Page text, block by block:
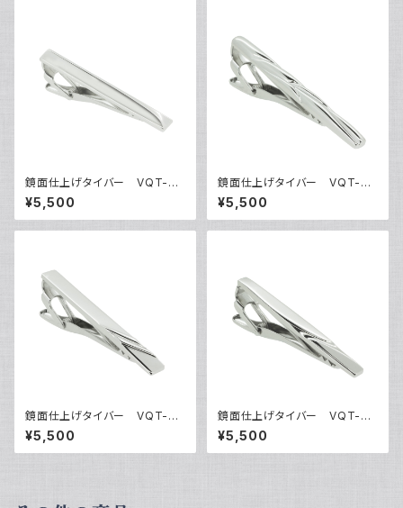
鏡面仕上げタイバー VQT-03
03
¥5,500
鏡面仕上げタイバー VQT-03
05
¥5,500
鏡面仕上げタイバー VQT-03
06
¥5,500
鏡面仕上げタイバー VQT-03
07
¥5,500